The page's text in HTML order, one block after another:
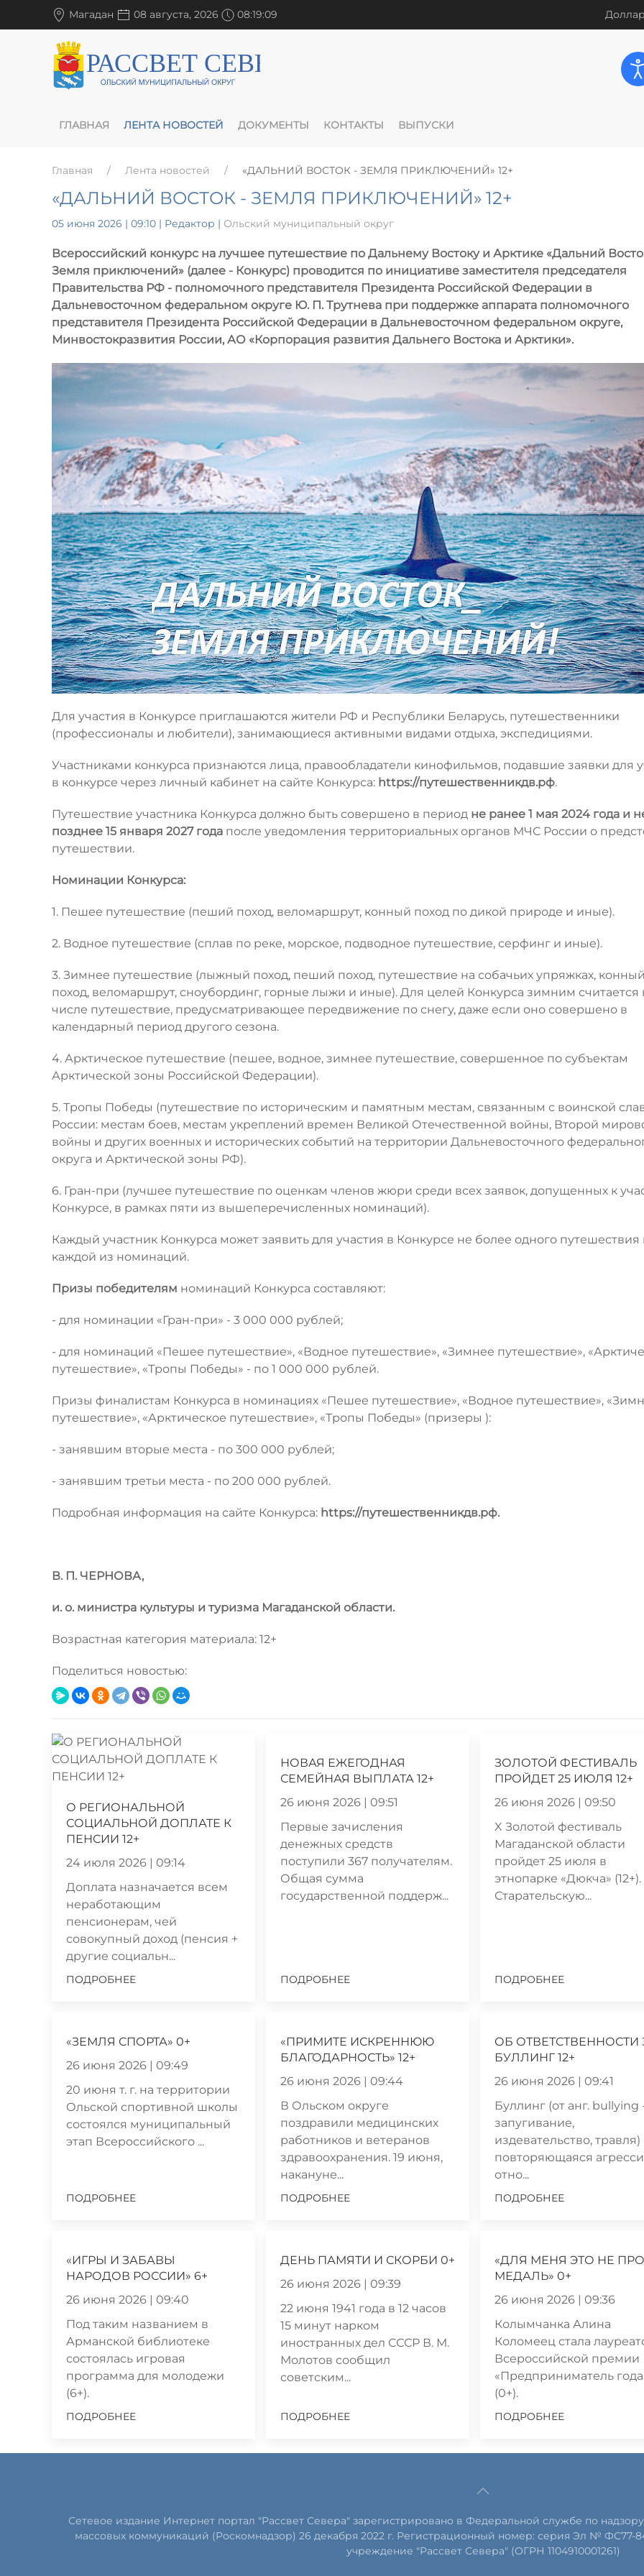
Магадан 08 августа, 2026 08:19:10
ГЛАВНАЯ ЛЕНТА НОВОСТЕЙ ДОКУМЕНТЫ КОНТАКТЫ ВЫПУСКИ
Главная Лента новостей «ДАЛЬНИЙ ВОСТОК - ЗЕМЛЯ ПРИКЛЮЧЕНИЙ» 12+
«ДАЛЬНИЙ ВОСТОК - ЗЕМЛЯ ПРИКЛЮЧЕНИЙ» 12+
05 июня 2026 | 09:10 | Редактор | Ольский муниципальный округ
Всероссийский конкурс на лучшее путешествие по Дальнему Востоку и Арктике «Дальний
Земля приключений» (далее - Конкурс) проводится по инициативе заместителя председателя
Правительства РФ - полномочного представителя Президента Российской Федерации в
Дальневосточном федеральном округе Ю. П. Трутнева при поддержке аппарата полномочного
представителя Президента Российской Федерации в Дальневосточном федеральном округе,
Минвостокразвития России, АО «Корпорация развития Дальнего Востока и Арктики».
Для участия в Конкурсе приглашаются жители РФ и Республики Беларусь, путешественники
(профессионалы и любители), занимающиеся активными видами отдыха, экспедициями.
Участниками конкурса признаются лица, правообладатели кинофильмов, подавшие заявки для
в конкурсе через личный кабинет на сайте Конкурса: https://путешественникдв.рф.
Путешествие участника Конкурса должно быть совершено в период не ранее 1 мая 2024 года и
позднее 15 января 2027 года после уведомления территориальных органов МЧС России о
путешествии.
Номинации Конкурса:
1. Пешее путешествие (пеший поход, веломаршрут, конный поход по дикой природе и иные).
2. Водное путешествие (сплав по реке, морское, подводное путешествие, серфинг и иные).
3. Зимнее путешествие (лыжный поход, пеший поход, путешествие на собачьих упряжках, конный
поход, веломаршрут, сноубординг, горные лыжи и иные). Для целей Конкурса зимним считается
числе путешествие, предусматривающее передвижение по снегу, даже если оно совершено в
календарный период другого сезона.
4. Арктическое путешествие (пешее, водное, зимнее путешествие, совершенное по субъектам
Арктической зоны Российской Федерации).
5. Тропы Победы (путешествие по историческим и памятным местам, связанным с воинской
России: местам боев, местам укреплений времен Великой Отечественной войны, Второй
войны и других военных и исторических событий на территории Дальневосточного
округа и Арктической зоны РФ).
6. Гран-при (лучшее путешествие по оценкам членов жюри среди всех заявок, допущенных к
Конкурсе, в рамках пяти из вышеперечисленных номинаций).
Каждый участник Конкурса может заявить для участия в Конкурсе не более одного путешествия
каждой из номинаций.
Призы победителям номинаций Конкурса составляют:
- для номинации «Гран-при» - 3 000 000 рублей;
- для номинаций «Пешее путешествие», «Водное путешествие», «Зимнее путешествие»,
путешествие», «Тропы Победы» - по 1 000 000 рублей.
Призы финалистам Конкурса в номинациях «Пешее путешествие», «Водное путешествие»,
путешествие», «Арктическое путешествие», «Тропы Победы» (призеры ):
- занявшим вторые места - по 300 000 рублей;
- занявшим третьи места - по 200 000 рублей.
Подробная информация на сайте Конкурса: https://путешественникдв.рф.
В. П. ЧЕРНОВА,
и. о. министра культуры и туризма Магаданской области.
Возрастная категория материала: 12+
Поделиться новостью:
О РЕГИОНАЛЬНОЙ
СОЦИАЛЬНОЙ ДОПЛАТЕ К
ПЕНСИИ 12+
24 июля 2026 | 09:14
Доплата назначается всем
неработающим
пенсионерам, чей
совокупный доход (пенсия +
другие социальн...
ПОДРОБНЕЕ
НОВАЯ ЕЖЕГОДНАЯ
СЕМЕЙНАЯ ВЫПЛАТА 12+
26 июня 2026 | 09:51
Первые зачисления
денежных средств
поступили 367 получателям.
Общая сумма
государственной поддерж...
ПОДРОБНЕЕ
ЗОЛОТОЙ ФЕСТИВАЛЬ
ПРОЙДЕТ 25 ИЮЛЯ 12+
26 июня 2026 | 09:50
X Золотой фестиваль
Магаданской области
пройдет 25 июля в
этнопарке «Дюкча» (12+).
Старательскую...
ПОДРОБНЕЕ
«ЗЕМЛЯ СПОРТА» 0+
26 июня 2026 | 09:49
20 июня т. г. на территории
Ольской спортивной школы
состоялся муниципальный
этап Всероссийского ...
ПОДРОБНЕЕ
«ПРИМИТЕ ИСКРЕННЮЮ
БЛАГОДАРНОСТЬ» 12+
26 июня 2026 | 09:44
В Ольском округе
поздравили медицинских
работников и ветеранов
здравоохранения. 19 июня,
накануне...
ПОДРОБНЕЕ
ОБ ОТВЕТСТВЕННОСТИ
БУЛЛИНГ 12+
26 июня 2026 | 09:41
Буллинг (от анг. bullying
запугивание,
издевательство, травля)
повторяющаяся
отно...
ПОДРОБНЕЕ
«ИГРЫ И ЗАБАВЫ
НАРОДОВ РОССИИ» 6+
26 июня 2026 | 09:40
Под таким названием в
Арманской библиотеке
состоялась игровая
программа для молодежи
(6+).
ПОДРОБНЕЕ
ДЕНЬ ПАМЯТИ И СКОРБИ 0+
26 июня 2026 | 09:39
22 июня 1941 года в 12 часов
15 минут нарком
иностранных дел СССР В. М.
Молотов сообщил
советским...
ПОДРОБНЕЕ
«ДЛЯ МЕНЯ ЭТО НЕ
МЕДАЛЬ» 0+
26 июня 2026 | 09:36
Колымчанка Алина
Коломеец стала
Всероссийской премии
«Предприниматель
(0+).
ПОДРОБНЕЕ
Сетевое издание Интернет портал "Рассвет Севера" зарегистрировано в Федеральной службе по
массовых коммуникаций (Роскомнадзор) 26 декабря 2022 г. Регистрационный номер: серия Эл № ФС77-
учреждение "Рассвет Севера" (ОГРН 1104910001261)